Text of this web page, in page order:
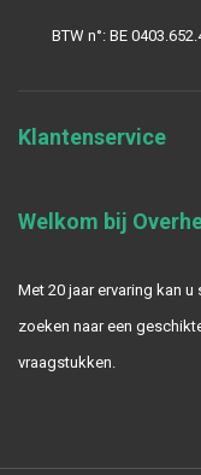
BTW n°: BE
Klantenservice
Welkom bij
Met 20 jaar ervaring kan
zoeken naar een
vraagstukken.